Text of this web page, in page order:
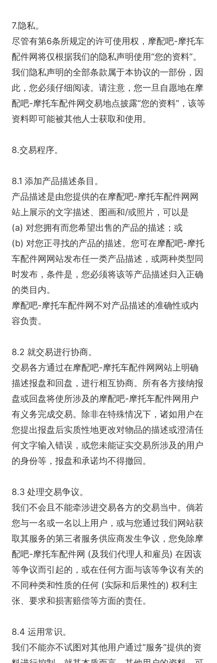
7.隐私。
尽管有第6条所规定的许可使用权，摩配吧-摩托车
配件网将仅根据我们的隐私声明使用“您的资料”。
我们隐私声明的全部条款属于本协议的一部份，因
此，您必须仔细阅读。请注意，您一旦自愿地在摩
配吧-摩托车配件网交易地点披露“您的资料”，该等
资料即可能被其他人士获取和使用。
8.交易程序。
8.1 添加产品描述条目。
产品描述是由您提供的在摩配吧-摩托车配件网网
站上展示的文字描述、图画和/或照片，可以是
(a) 对您拥有而您希望出售的产品的描述；或
(b) 对您正寻找的产品的描述。您可在摩配吧-摩托
车配件网网站发布任一类产品描述，或两种类型同
时发布，条件是，您必须将该等产品描述归入正确
的类目内。
摩配吧-摩托车配件网不对产品描述的准确性或内
容负责。
8.2 就交易进行协商。
交易各方通过在摩配吧-摩托车配件网网站上明确
描述报盘和回盘，进行相互协商。所有各方接纳报
盘或回盘将使所涉及的摩配吧-摩托车配件网用户
有义务完成交易。除非在特殊情况下，诸如用户在
您提出报盘后实质性地更改对物品的描述或澄清任
何文字输入错误，或您未能证实交易所涉及的用户
的身份等，报盘和承诺均不得撤回。
8.3 处理交易争议。
我们不会且不能牵涉进交易各方的交易当中。倘若
您与一名或一名以上用户，或与您通过我们网站获
取其服务的第三者服务供应商发生争议，您免除摩
配吧-摩托车配件网 (及我们代理人和雇员) 在因该
等争议而引起的，或在任何方面与该等争议有关的
不同种类和性质的任何 (实际和后果性的) 权利主
张、要求和损害赔偿等方面的责任。
8.4 运用常识。
我们不能亦不试图对其他用户通过“服务”提供的资